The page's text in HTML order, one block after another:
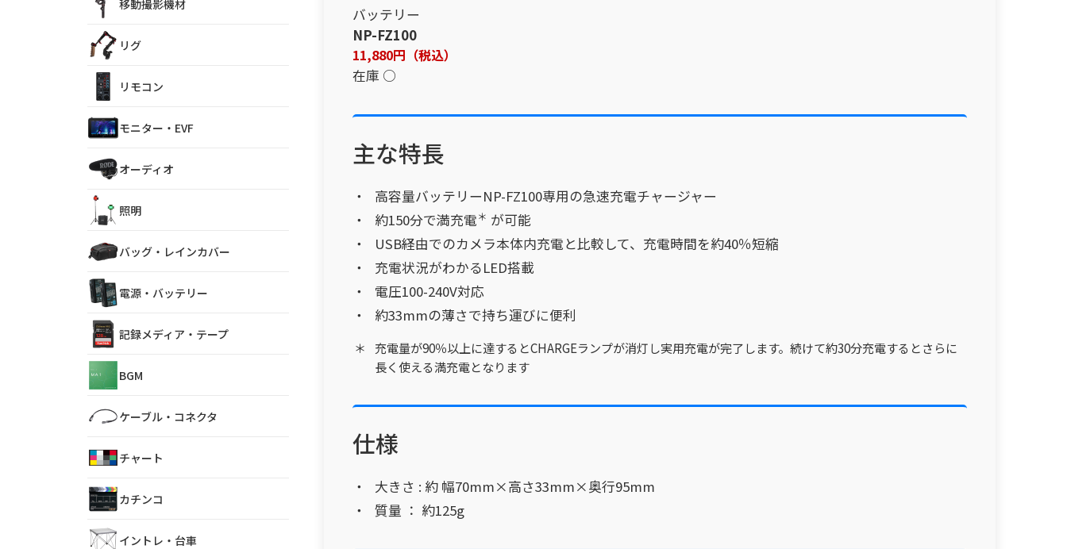
バッテリー
NP-FZ100
11,880円（税込）
在庫 ○
主な特長
高容量バッテリーNP-FZ100専用の急速充電チャージャー
約150分で満充電＊ が可能
USB経由でのカメラ本体内充電と比較して、充電時間を約40％短縮
充電状況がわかるLED搭載
電圧100-240V対応
約33mmの薄さで持ち運びに便利
充電量が90％以上に達するとCHARGEランプが消灯し実用充電が完了します。続けて約30分充電するとさらに
長く使える満充電となります
仕様
大きさ : 約 幅70mm×高さ33mm×奥行95mm
質量 ： 約125g
移動撮影機材
リグ
リモコン
モニター・EVF
オーディオ
照明
バッグ・レインカバー
電源・バッテリー
記録メディア・テープ
BGM
ケーブル・コネクタ
チャート
カチンコ
イントレ・台車